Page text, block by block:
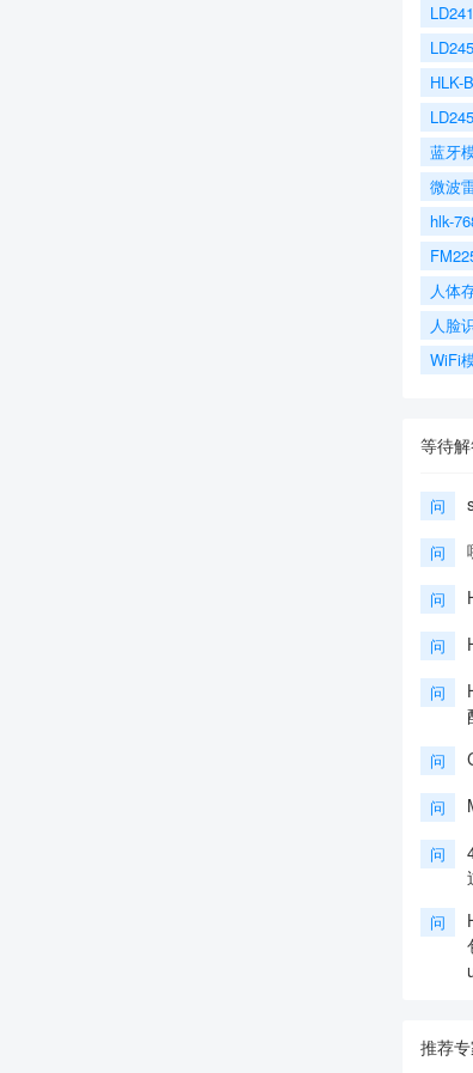
HLK-
蓝牙
微波
hlk-
人体
人脸
WiFi
等待
问
问
问
问
问
问
问
问
问
推荐